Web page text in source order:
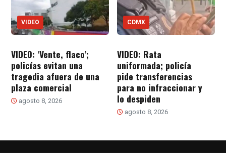
VIDEO
VIDEO: ‘Vente, flaco’;
policías evitan una
tragedia afuera de una
plaza comercial
agosto 8, 2026
CDMX
VIDEO: Rata
uniformada; policía
pide transferencias
para no infraccionar y
lo despiden
agosto 8, 2026